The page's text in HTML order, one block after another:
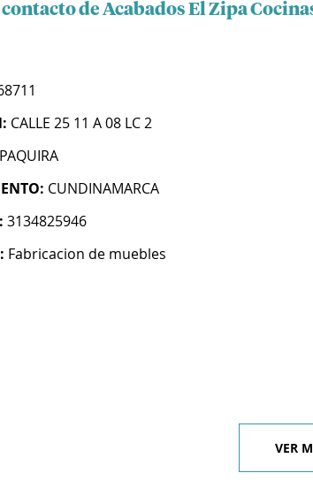
de Acabados El Zipa
CALLE 25 11 A 08 LC 2
CUNDINAMARCA
3134825946
Fabricacion de muebles
VER